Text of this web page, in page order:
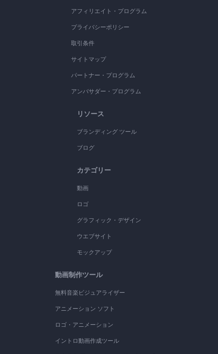
アフィリエイト・プログラム
プライバシーポリシー
取引条件
サイトマップ
パートナー・プログラム
アンバサダー・プログラム
リソース
ブランディング ツール
ブログ
カテゴリー
動画
ロゴ
グラフィック・デザイン
ウエブサイト
モックアップ
動画制作ツール
無料音楽ビジュアライザー
アニメーション ソフト
ロゴ・アニメーション
イントロ動画作成ツール